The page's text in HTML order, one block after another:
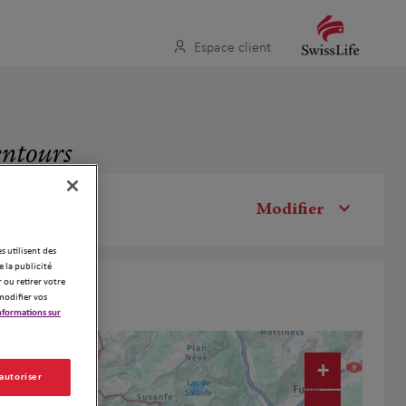
Espace client
Modifier
+
utilisent des
la publicité
ou retirer votre
vos
sur